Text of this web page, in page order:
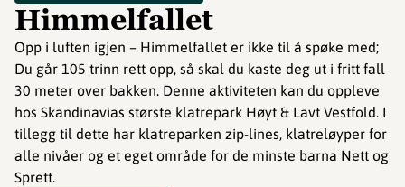
Himmelfallet
Opp i luften igjen – Himmelfallet er ikke til å spøke med;
Du går 105 trinn rett opp, så skal du kaste deg ut i fritt fall
30 meter over bakken. Denne aktiviteten kan du oppleve
hos Skandinavias største klatrepark Høyt & Lavt Vestfold. I
tillegg til dette har klatreparken zip-lines, klatreløyper for
alle nivåer og et eget område for de minste barna Nett og
Sprett.